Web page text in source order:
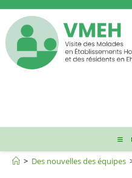
Skip
content
bonheur
> Des nouvelles des équipes